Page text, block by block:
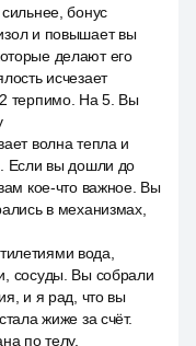
бонус
и повышает вы
делают его
исчезает
терпимо. На 5. Вы
волна тепла и
Если вы дошли до
кое-что важное. Вы
в механизмах,
вода,
сосуды. Вы собрали
и я рад, что вы
жиже за счёт.
по телу,